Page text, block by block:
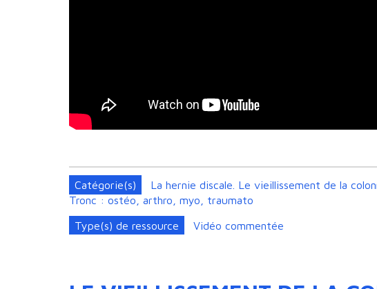
Catégorie(s) La hernie discale. Le vieillissement de la
Tronc : ostéo, arthro, myo, traumato
Type(s) de ressource Vidéo commentée